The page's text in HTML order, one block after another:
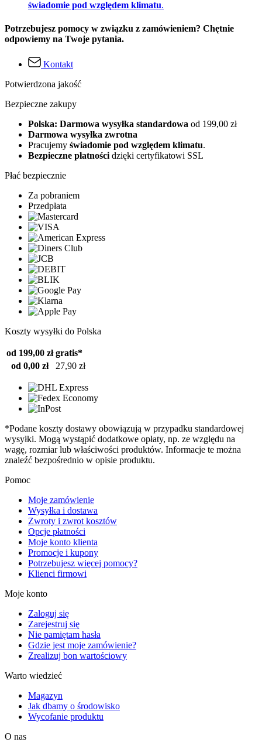
świadomie pod względem klimatu.
Potrzebujesz pomocy w związku z zamówieniem? Chętnie
odpowiemy na Twoje pytania.
Kontakt
Potwierdzona jakość
Bezpieczne zakupy
Polska: Darmowa wysyłka standardowa od 199,00 zł
Darmowa wysyłka zwrotna
Pracujemy świadomie pod względem klimatu.
Bezpieczne płatności dzięki certyfikatowi SSL
Płać bezpiecznie
Za pobraniem
Przedpłata
Koszty wysyłki do Polska
od 199,00 zł gratis*
od 0,00 zł
27,90 zł
*Podane koszty dostawy obowiązują w przypadku standardowej
wysyłki. Mogą wystąpić dodatkowe opłaty, np. ze względu na
wagę, rozmiar lub właściwości produktów. Informacje te można
znaleźć bezpośrednio w opisie produktu.
Pomoc
Moje zamówienie
Wysyłka i dostawa
Zwroty i zwrot kosztów
Opcje płatności
Moje konto klienta
Promocje i kupony
Potrzebujesz więcej pomocy?
Klienci firmowi
Moje konto
Zaloguj się
Zarejestruj się
Nie pamiętam hasła
Gdzie jest moje zamówienie?
Zrealizuj bon wartościowy
Warto wiedzieć
Magazyn
Jak dbamy o środowisko
Wycofanie produktu
O nas